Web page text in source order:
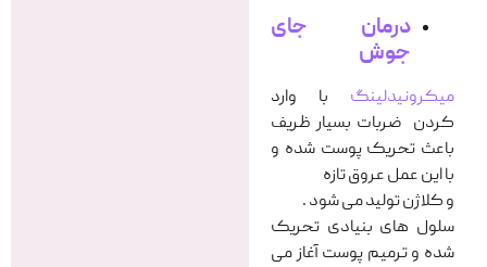
درمان جای
جوش
میکرونیدلینگ با وارد
کردن ضربات بسیار ظریف
باعث تحریک پوست شده و
با این عمل عروق تازه
و کلاژن تولید می شود .
سلول های بنیادی تحریک
شده و ترمیم پوست آغاز می